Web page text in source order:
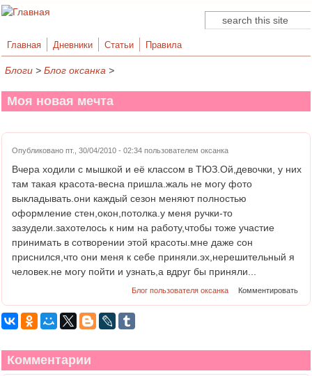
Форма поиска
Поиск
Главная Дневники Статьи Правила
Блоги > Блог оксанка >
Моя новая мечта
Опубликовано пт., 30/04/2010 - 02:34 пользователем оксанка
Вчера ходили с мышкой и её классом в ТЮЗ.Ой,девочки, у них
там такая красота-весна пришла.жаль не могу фото
выкладывать.они каждый сезон меняют полностью
оформление стен,окон,потолка.у меня ручки-то
зазудели.захотелось к ним на работу,чтобы тоже участие
принимать в сотворении этой красоты.мне даже сон
приснился,что они меня к себе приняли.эх,нерешительный я
человек.не могу пойти и узнать,а вдруг бы приняли...
Блог пользователя оксанка Комментировать
Комментарии